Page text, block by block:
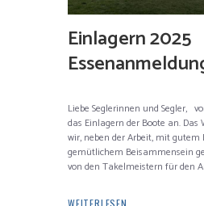
Einlagern 2025
Liebe Seglerinnen und Segler,
das Einlagern der Boote an. Das
wir, neben der Arbeit, mit gutem
gemütlichem Beisammensein
von den Takelmeistern für den